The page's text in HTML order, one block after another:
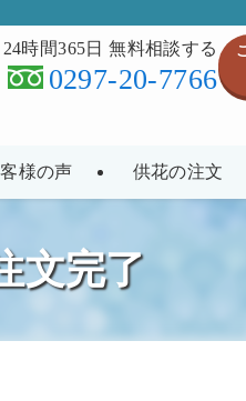
様の声 供花の注文
24時間365日 無料相談する
0297-20-7766
文完了